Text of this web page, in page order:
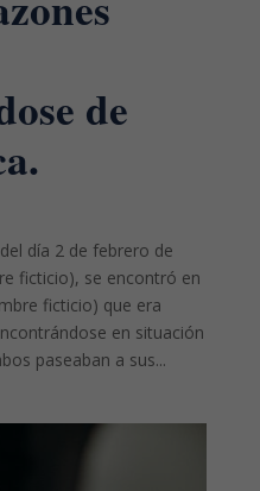
de
día 2 de febrero de
ficticio), se encontró en
ficticio) que era
en situación
paseaban a sus...